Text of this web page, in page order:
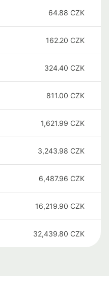
64.88 CZK
162.20 CZK
324.40 CZK
811.00 CZK
1,621.99 CZK
3,243.98 CZK
6,487.96 CZK
16,219.90 CZK
32,439.80 CZK